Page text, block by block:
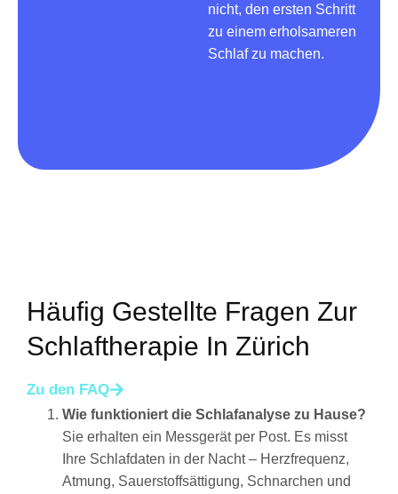
nicht, den ersten Schritt
zu einem erholsameren
Schlaf zu machen.
Häufig Gestellte Fragen Zur
Schlaftherapie In Zürich
Zu den FAQ
Wie funktioniert die Schlafanalyse zu Hause?
Sie erhalten ein Messgerät per Post. Es misst
Ihre Schlafdaten in der Nacht – Herzfrequenz,
Atmung, Sauerstoffsättigung, Schnarchen und